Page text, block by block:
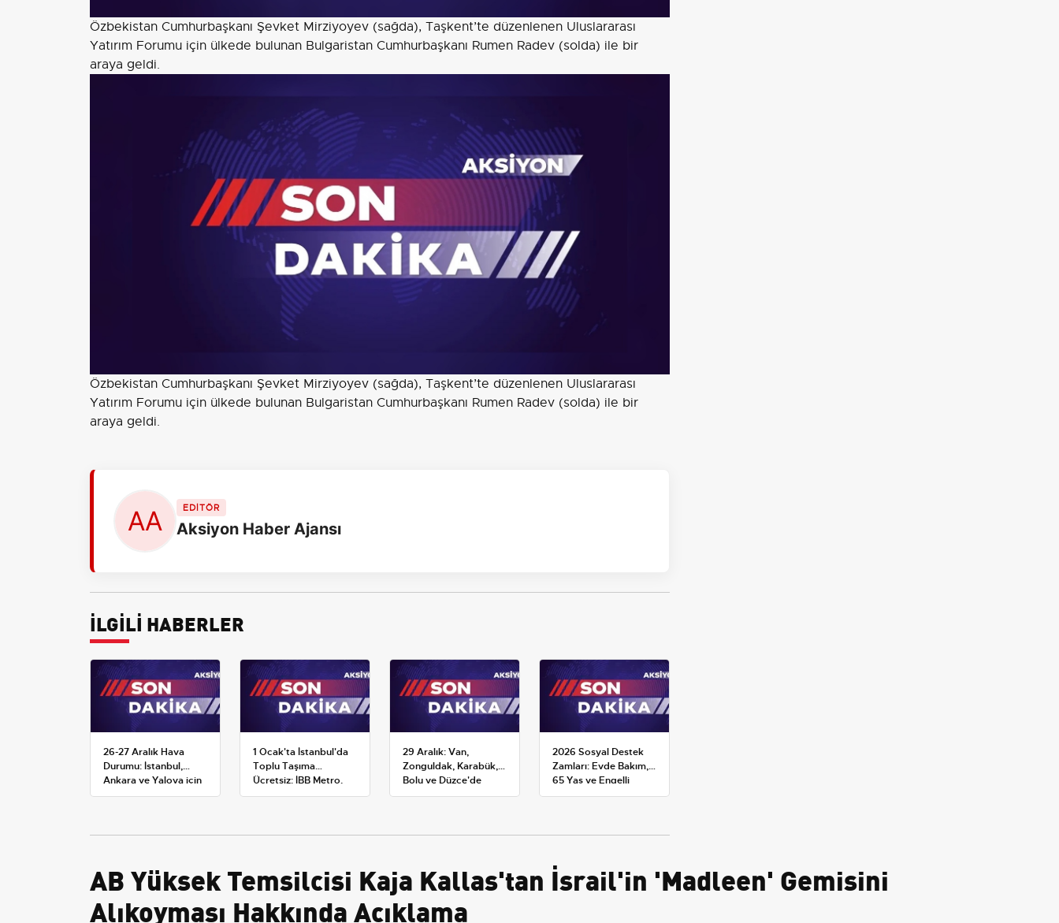
Özbekistan Cumhurbaşkanı Şevket Mirziyoyev (sağda), Taşkent’te düzenlenen Uluslararası
Yatırım Forumu için ülkede bulunan Bulgaristan Cumhurbaşkanı Rumen Radev (solda) ile bir
araya geldi.
Özbekistan Cumhurbaşkanı Şevket Mirziyoyev (sağda), Taşkent’te düzenlenen Uluslararası
Yatırım Forumu için ülkede bulunan Bulgaristan Cumhurbaşkanı Rumen Radev (solda) ile bir
araya geldi.
EDİTÖR
Aksiyon Haber Ajansı
İLGİLİ HABERLER
26-27 Aralık Hava
Durumu: İstanbul,
Ankara ve Yalova için
Kar Tahminleri
1 Ocak'ta İstanbul'da
Toplu Taşıma
Ücretsiz: İBB Metro,
Metrobüs ve Otobüs
29 Aralık: Van,
Zonguldak, Karabük,
Bolu ve Düzce'de
okullar tatil —
2026 Sosyal Destek
Zamları: Evde Bakım,
65 Yaş ve Engelli
Maaşlarında Yeni
AB Yüksek Temsilcisi Kaja Kallas'tan İsrail'in 'Madleen' Gemisini
Alıkoyması Hakkında Açıklama